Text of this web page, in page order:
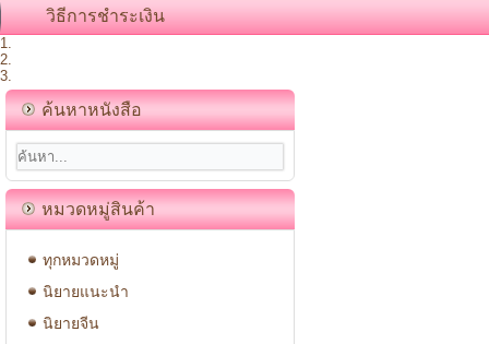
วิธีการชำระเงิน
ค้นหาหนังสือ
หมวดหมู่สินค้า
ทุกหมวดหมู่
นิยายแนะนำ
นิยายจีน